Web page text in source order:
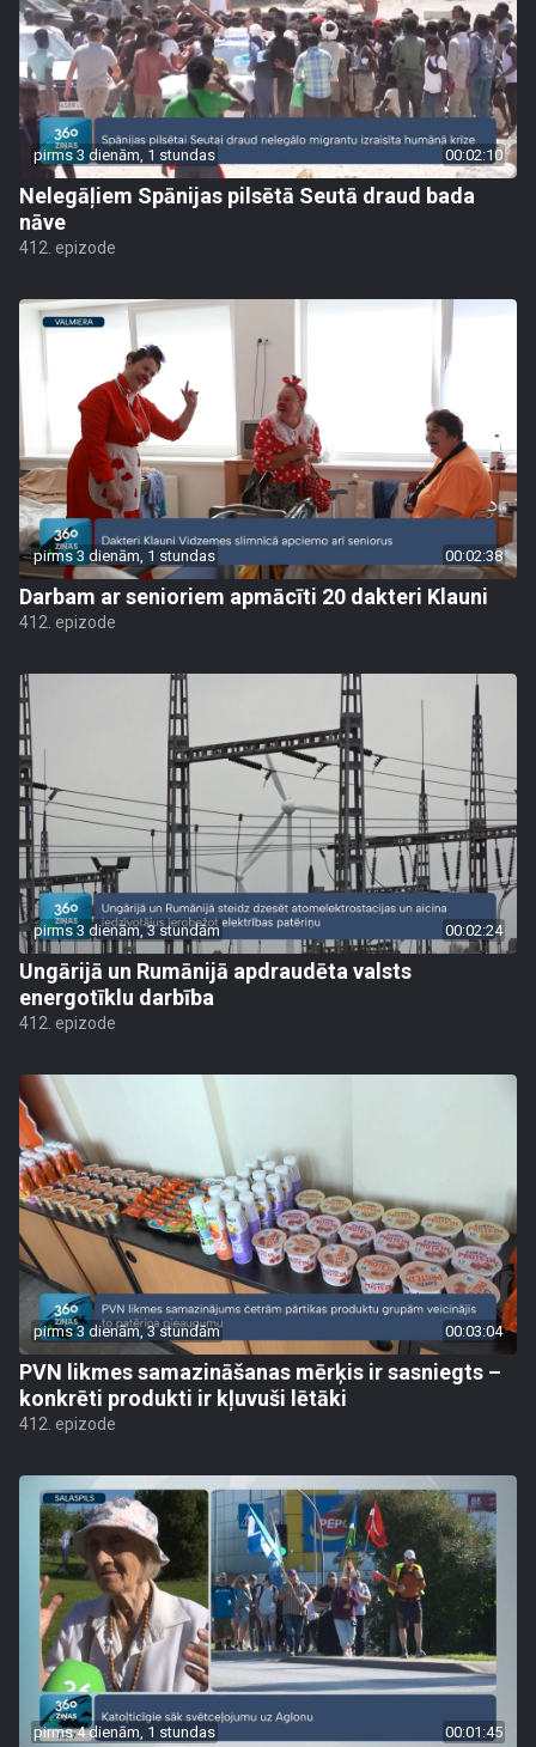
pirms 3 dienām, 1 stundas 00:02:10
Nelegāļiem Spānijas pilsētā Seutā draud bada
nāve
412. epizode
pirms 3 dienām, 1 stundas 00:02:38
Darbam ar senioriem apmācīti 20 dakteri Klauni
412. epizode
pirms 3 dienām, 3 stundām 00:02:24
Ungārijā un Rumānijā apdraudēta valsts
energotīklu darbība
412. epizode
pirms 3 dienām, 3 stundām 00:03:04
PVN likmes samazināšanas mērķis ir sasniegts –
konkrēti produkti ir kļuvuši lētāki
412. epizode
pirms 4 dienām, 1 stundas 00:01:45